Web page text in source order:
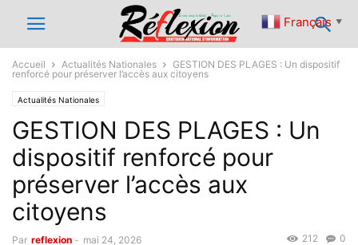
Accueil Actualités Nationales
GESTION DES PLAGES : Un dispositif
renforcé pour préserver l’accès aux citoyens
Actualités Nationales
GESTION DES PLAGES : Un
dispositif renforcé pour
préserver l’accès aux
citoyens
Par reflexion - mai 24, 2026 0
212
Français ▼